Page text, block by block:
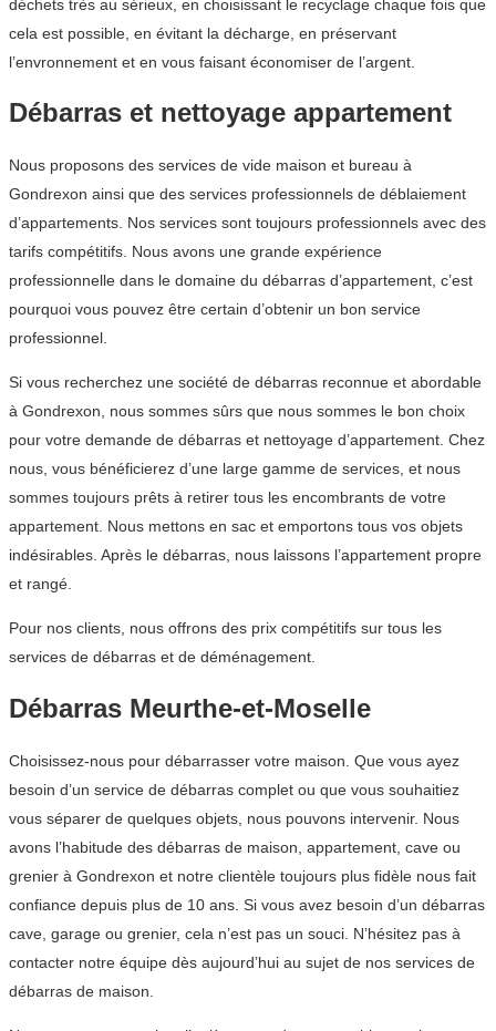
déchets très au sérieux, en choisissant le recyclage chaque fois que
cela est possible, en évitant la décharge, en préservant
l’envronnement et en vous faisant économiser de l’argent.
Débarras et nettoyage appartement
Nous proposons des services de vide maison et bureau à
Gondrexon ainsi que des services professionnels de déblaiement
d’appartements. Nos services sont toujours professionnels avec des
tarifs compétitifs. Nous avons une grande expérience
professionnelle dans le domaine du débarras d’appartement, c’est
pourquoi vous pouvez être certain d’obtenir un bon service
professionnel.
Si vous recherchez une société de débarras reconnue et abordable
à Gondrexon, nous sommes sûrs que nous sommes le bon choix
pour votre demande de débarras et nettoyage d’appartement. Chez
nous, vous bénéficierez d’une large gamme de services, et nous
sommes toujours prêts à retirer tous les encombrants de votre
appartement. Nous mettons en sac et emportons tous vos objets
indésirables. Après le débarras, nous laissons l’appartement propre
et rangé.
Pour nos clients, nous offrons des prix compétitifs sur tous les
services de débarras et de déménagement.
Débarras Meurthe-et-Moselle
Choisissez-nous pour débarrasser votre maison. Que vous ayez
besoin d’un service de débarras complet ou que vous souhaitiez
vous séparer de quelques objets, nous pouvons intervenir. Nous
avons l’habitude des débarras de maison, appartement, cave ou
grenier à Gondrexon et notre clientèle toujours plus fidèle nous fait
confiance depuis plus de 10 ans. Si vous avez besoin d’un débarras
cave, garage ou grenier, cela n’est pas un souci. N’hésitez pas à
contacter notre équipe dès aujourd’hui au sujet de nos services de
débarras de maison.